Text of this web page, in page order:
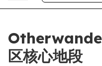
区核心地段